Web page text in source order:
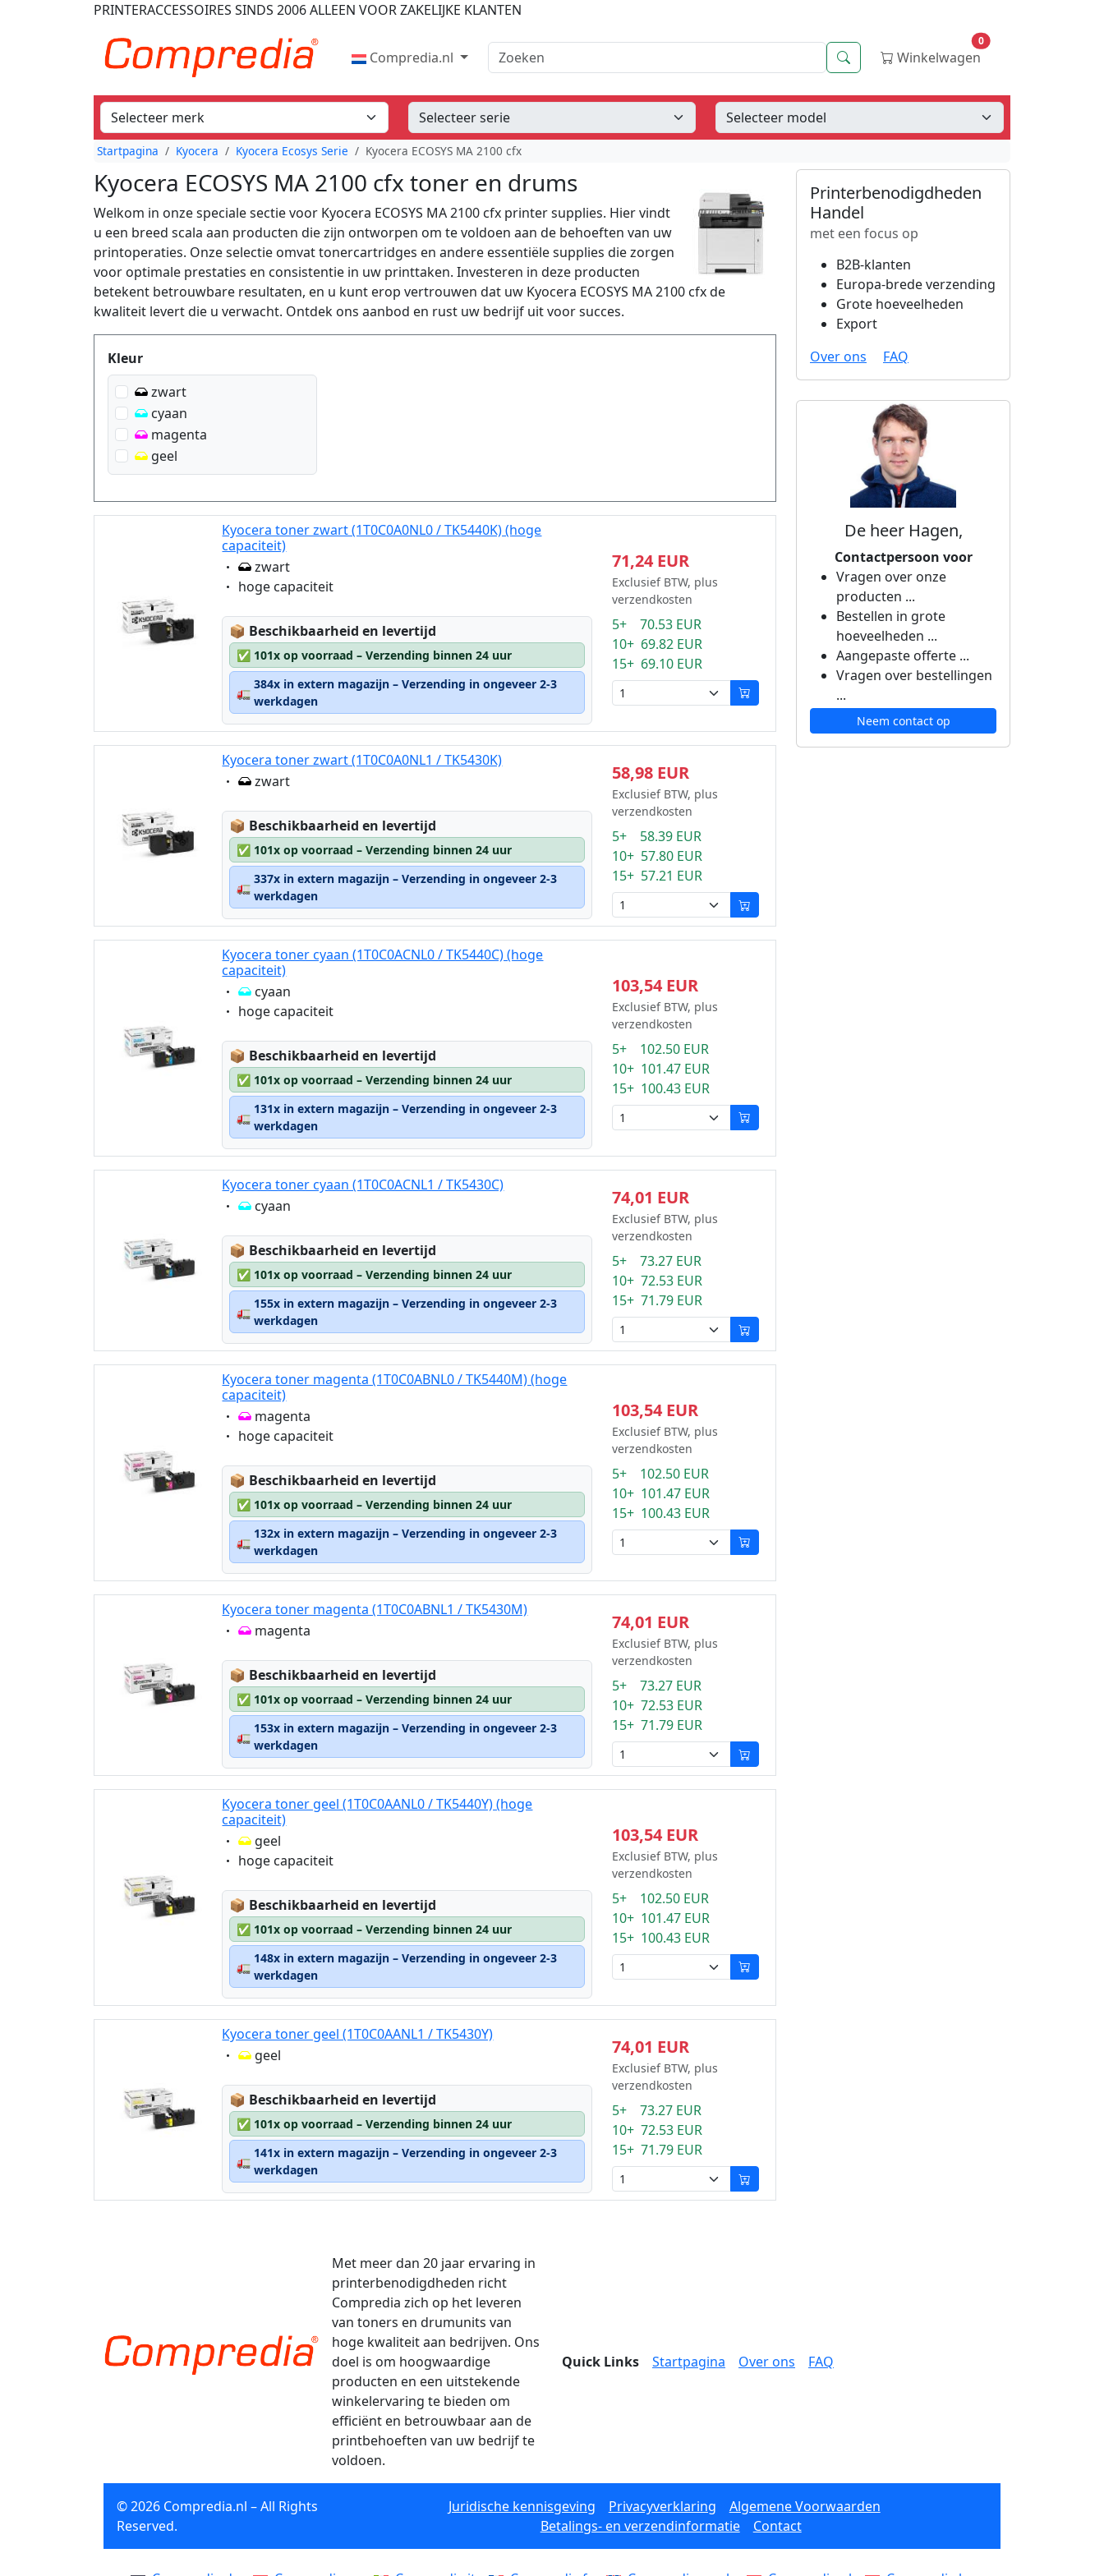
PRINTERACCESSOIRES SINDS 2006ALLEEN VOOR ZAKELIJKE KLANTEN
Compredia.nl Zoeken Zoeken Winkelwagen
0
Startpagina Kyocera Kyocera Ecosys Serie Kyocera ECOSYS MA 2100 cfx
Kyocera ECOSYS MA 2100 cfx toner en drums
Welkom in onze speciale sectie voor Kyocera ECOSYS MA 2100 cfx printer supplies. Hier vindt
u een breed scala aan producten die zijn ontworpen om te voldoen aan de behoeften van uw
printoperaties. Onze selectie omvat tonercartridges en andere essentiële supplies die zorgen
voor optimale prestaties en consistentie in uw printtaken. Investeren in deze producten
betekent betrouwbare resultaten, en u kunt erop vertrouwen dat uw Kyocera ECOSYS MA 2100 cfx de
kwaliteit levert die u verwacht. Ontdek ons aanbod en rust uw bedrijf uit voor succes.
Produktfilter
Kleur
zwart
cyaan
magenta
geel
Kyocera toner zwart (1T0C0A0NL0 / TK5440K) (hoge
capaciteit)
Eigenschaft:
zwart
Eigenschaft:
hoge capaciteit
📦 Lagerstatus:
Beschikbaarheid en levertijd
✅ 101x op voorraad – Verzending binnen 24 uur
🚛
384x in extern magazijn – Verzending in ongeveer 2-3
werkdagen
71,24 EUR
Exclusief BTW, plus
verzendkosten
5+ 70.53 EUR
10+ 69.82 EUR
15+ 69.10 EUR
Kyocera toner zwart (1T0C0A0NL1 / TK5430K)
Eigenschaft:
zwart
📦 Lagerstatus:
Beschikbaarheid en levertijd
✅ 101x op voorraad – Verzending binnen 24 uur
🚛
337x in extern magazijn – Verzending in ongeveer 2-3
werkdagen
58,98 EUR
Exclusief BTW, plus
verzendkosten
5+ 58.39 EUR
10+ 57.80 EUR
15+ 57.21 EUR
Kyocera toner cyaan (1T0C0ACNL0 / TK5440C) (hoge
capaciteit)
Eigenschaft:
cyaan
Eigenschaft:
hoge capaciteit
📦 Lagerstatus:
Beschikbaarheid en levertijd
✅ 101x op voorraad – Verzending binnen 24 uur
🚛
131x in extern magazijn – Verzending in ongeveer 2-3
werkdagen
103,54 EUR
Exclusief BTW, plus
verzendkosten
5+ 102.50 EUR
10+ 101.47 EUR
15+ 100.43 EUR
Kyocera toner cyaan (1T0C0ACNL1 / TK5430C)
Eigenschaft:
cyaan
📦 Lagerstatus:
Beschikbaarheid en levertijd
✅ 101x op voorraad – Verzending binnen 24 uur
🚛
155x in extern magazijn – Verzending in ongeveer 2-3
werkdagen
74,01 EUR
Exclusief BTW, plus
verzendkosten
5+ 73.27 EUR
10+ 72.53 EUR
15+ 71.79 EUR
Kyocera toner magenta (1T0C0ABNL0 / TK5440M) (hoge
capaciteit)
Eigenschaft:
magenta
Eigenschaft:
hoge capaciteit
📦 Lagerstatus:
Beschikbaarheid en levertijd
✅ 101x op voorraad – Verzending binnen 24 uur
🚛
132x in extern magazijn – Verzending in ongeveer 2-3
werkdagen
103,54 EUR
Exclusief BTW, plus
verzendkosten
5+ 102.50 EUR
10+ 101.47 EUR
15+ 100.43 EUR
Kyocera toner magenta (1T0C0ABNL1 / TK5430M)
Eigenschaft:
magenta
📦 Lagerstatus:
Beschikbaarheid en levertijd
✅ 101x op voorraad – Verzending binnen 24 uur
🚛
153x in extern magazijn – Verzending in ongeveer 2-3
werkdagen
74,01 EUR
Exclusief BTW, plus
verzendkosten
5+ 73.27 EUR
10+ 72.53 EUR
15+ 71.79 EUR
Kyocera toner geel (1T0C0AANL0 / TK5440Y) (hoge
capaciteit)
Eigenschaft:
geel
Eigenschaft:
hoge capaciteit
📦 Lagerstatus:
Beschikbaarheid en levertijd
✅ 101x op voorraad – Verzending binnen 24 uur
🚛
148x in extern magazijn – Verzending in ongeveer 2-3
werkdagen
103,54 EUR
Exclusief BTW, plus
verzendkosten
5+ 102.50 EUR
10+ 101.47 EUR
15+ 100.43 EUR
Kyocera toner geel (1T0C0AANL1 / TK5430Y)
Eigenschaft:
geel
📦 Lagerstatus:
Beschikbaarheid en levertijd
✅ 101x op voorraad – Verzending binnen 24 uur
🚛
141x in extern magazijn – Verzending in ongeveer 2-3
werkdagen
74,01 EUR
Exclusief BTW, plus
verzendkosten
5+ 73.27 EUR
10+ 72.53 EUR
15+ 71.79 EUR
Printerbenodigdheden
Handel
met een focus op
B2B-klanten
Europa-brede verzending
Grote hoeveelheden
Export
Over ons
FAQ
De heer Hagen,
Contactpersoon voor
Vragen over onze
producten ...
Bestellen in grote
hoeveelheden ...
Aangepaste offerte ...
Vragen over bestellingen
...
Neem contact op
Met meer dan 20 jaar ervaring in
printerbenodigdheden richt
Compredia zich op het leveren
van toners en drumunits van
hoge kwaliteit aan bedrijven. Ons
doel is om hoogwaardige
producten en een uitstekende
winkelervaring te bieden om
efficiënt en betrouwbaar aan de
printbehoeften van uw bedrijf te
voldoen.
Quick Links Startpagina Over ons FAQ
© 2026 Compredia.nl – All Rights
Reserved.
Juridische kennisgeving Privacyverklaring
Algemene Voorwaarden
Betalings- en verzendinformatie
Contact